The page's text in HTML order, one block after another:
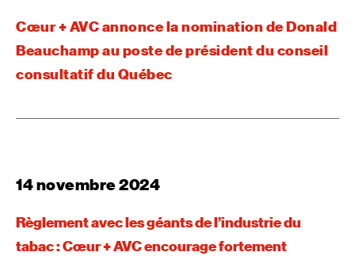
Cœur + AVC annonce la nomination de Donald
Beauchamp au poste de président du conseil
consultatif du Québec
14 novembre 2024
Règlement avec les géants de l’industrie du
tabac : Cœur + AVC encourage fortement